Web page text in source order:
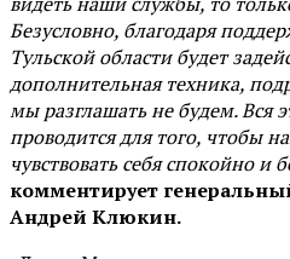
Безусловно, благодаря
Тульской области будет
дополнительная техника,
мы разглашать не будем. Вся
проводится для того, чтобы
чувствовать себя спокойно и
комментирует
Андрей Клюкин.